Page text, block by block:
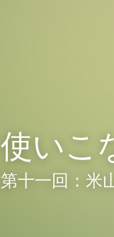
使いこ
第十一回：米